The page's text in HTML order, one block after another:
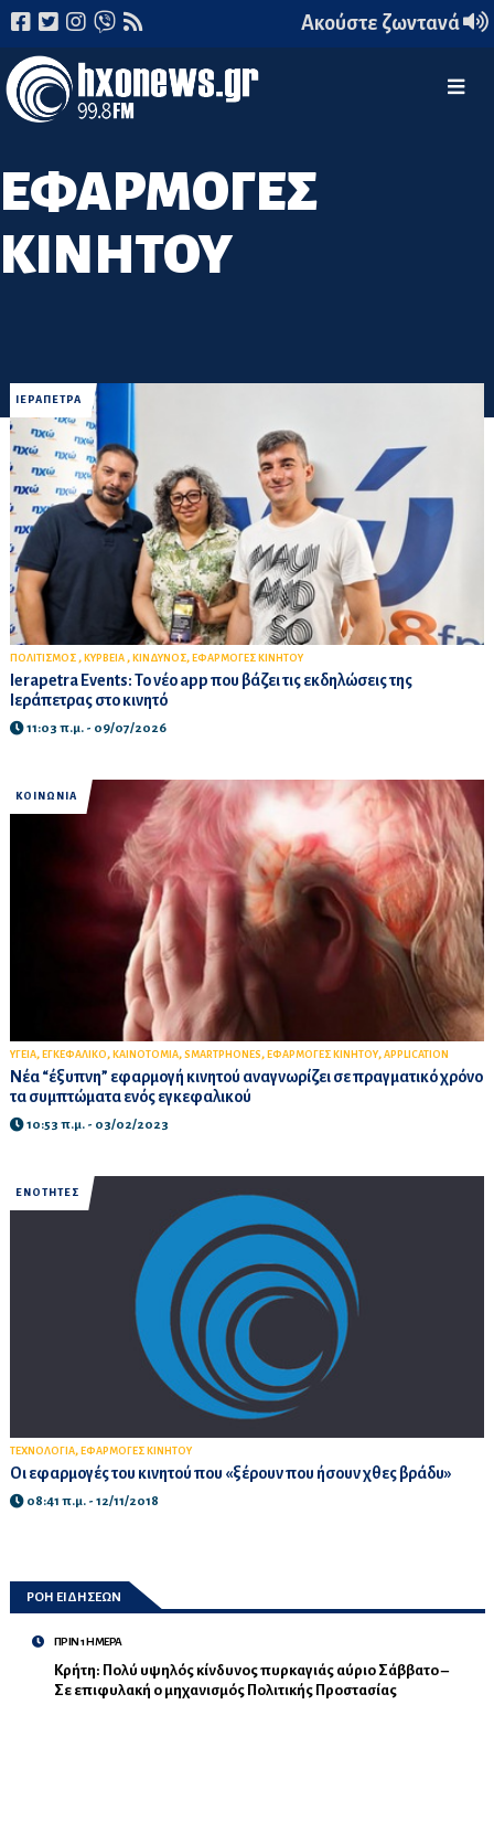
Ακούστε ζωντανά
ΕΦΑΡΜΟΓΕΣ
ΚΙΝΗΤΟΥ
ΙΕΡΑΠΕΤΡΑ
ΠΟΛΙΤΙΣΜΟΣ , ΚΥΡΒΕΙΑ , ΚΙΝΔΥΝΟΣ, ΕΦΑΡΜΟΓΕΣ ΚΙΝΗΤΟΥ
Ierapetra Events: Το νέο app που βάζει τις εκδηλώσεις της
Ιεράπετρας στο κινητό
11:03 π.μ. - 09/07/2026
ΚΟΙΝΩΝΙΑ
ΥΓΕΙΑ, ΕΓΚΕΦΑΛΙΚΟ, ΚΑΙΝΟΤΟΜΙΑ, SMARTPHONES, ΕΦΑΡΜΟΓΕΣ ΚΙΝΗΤΟΥ, APPLICATION
Νέα “έξυπνη” εφαρμογή κινητού αναγνωρίζει σε πραγματικό χρόνο
τα συμπτώματα ενός εγκεφαλικού
10:53 π.μ. - 03/02/2023
ΕΝΟΤΗΤΕΣ
ΤΕΧΝΟΛΟΓΙΑ, ΕΦΑΡΜΟΓΕΣ ΚΙΝΗΤΟΥ
Οι εφαρμογές του κινητού που «ξέρουν που ήσουν χθες βράδυ»
08:41 π.μ. - 12/11/2018
ΡΟΗ ΕΙΔΗΣΕΩΝ
ΠΡΙΝ 1 ΗΜΕΡΑ
Κρήτη: Πολύ υψηλός κίνδυνος πυρκαγιάς αύριο Σάββατο –
Σε επιφυλακή ο μηχανισμός Πολιτικής Προστασίας